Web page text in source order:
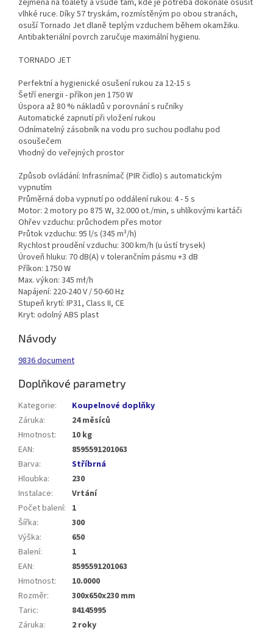
zejména na toalety a všude tam, kde je potřeba dokonale osušit
vlhké ruce. Díky 57 tryskám, rozmístěným po obou stranách,
osuší Tornado Jet dlaně teplým vzduchem během okamžiku.
Antibakteriální povrch zaručuje maximální hygienu.
TORNADO JET
Perfektní a hygienické osušení rukou za 12-15 s
Šetří energii - příkon jen 1750 W
Úspora až 80 % nákladů v porovnání s ručníky
Automatické zapnutí při vložení rukou
Odnímatelný zásobník na vodu pro suchou podlahu pod
osoušečem
Vhodný do veřejných prostor
Způsob ovládání: Infrasnímač (PIR čidlo) s automatickým
vypnutím
Průměrná doba vypnutí po oddálení rukou: 4 - 5 s
Motor: 2 motory po 875 W, 32.000 ot./min, s uhlíkovými kartáči
Ohřev vzduchu: průchodem přes motor
Průtok vzduchu: 95 l/s (345 m³/h)
Rychlost proudění vzduchu: 300 km/h (u ústí trysek)
Úroveň hluku: 70 dB(A) v tolerančním pásmu +3 dB
Příkon: 1750 W
Max. výkon: 345 mł/h
Napájení: 220-240 V / 50-60 Hz
Stupeň krytí: IP31, Class II, CE
Kryt: odolný ABS plast
Návody
9836 document
Doplňkové parametry
Kategorie:
Koupelnové doplňky
Záruka:
24 měsíců
Hmotnost:
10 kg
EAN:
8595591201063
Barva:
Stříbrná
Hloubka:
230
Instalace:
Vrtání
Počet balení: 1
Šířka:
300
Výška:
650
Balení:
1
EAN:
8595591201063
Hmotnost:
10.0000
Rozměr:
300x650x230 mm
Taric:
84145995
Záruka:
2 roky